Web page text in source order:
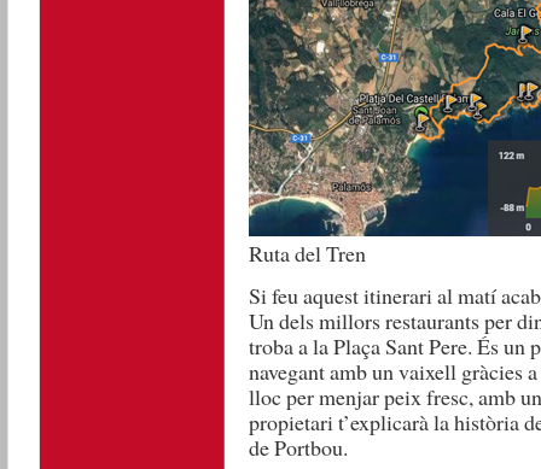
Ruta del Tren
Si feu aquest itinerari al matí
Un dels millors restaurants per
troba a la Plaça Sant Pere. És un
navegant amb un vaixell gràcies
lloc per menjar peix fresc, amb
propietari t’explicarà la història
de Portbou.